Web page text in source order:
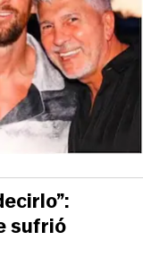
sufrió